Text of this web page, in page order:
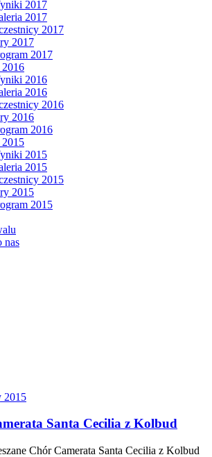
2017
2017
2017
2017
2017
2016
2016
2016
2016
2016
2015
2015
2015
2015
2015
nas
2015
Santa Cecilia z Kolbud
Chór Camerata Santa Cecilia z Kolbud